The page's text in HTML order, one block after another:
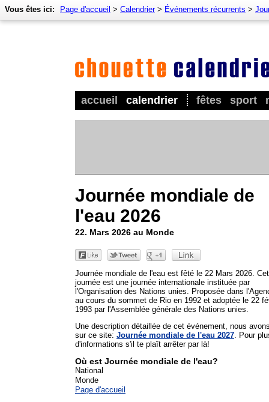
accueil calendrier fêtes sport
Vous êtes ici: Page d'accueil > Calendrier> Événements récurrents >
Journée mondiale de
l'eau 2026
22. Mars 2026 au Monde
Journée mondiale de l'eau est fêté le 22 Mars 2026.
journée est une journée internationale instituée par
l'Organisation des Nations unies. Proposée dans
au cours du sommet de Rio en 1992 et adoptée le 22
1993 par l'Assemblée générale des Nations unies.
Une description détaillée de cet événement, nous
sur ce site: Journée mondiale de l'eau 2027 . Pour
d'informations s'il te plaît arrêter par là!
Où est Journée mondiale de l'eau?
National
Monde
Page d'accueil